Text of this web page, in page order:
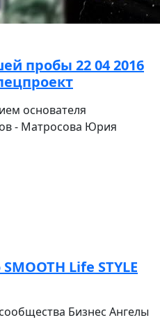
пробы 22 04 2016
основателя
- Матросова Юрия
Life STYLE
Бизнес Ангелы